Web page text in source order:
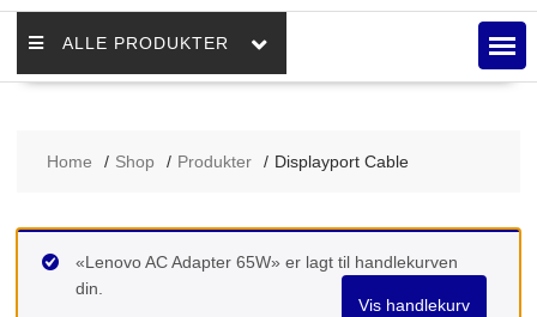
ALLE PRODUKTER
Home Shop Produkter Displayport Cable
«Lenovo AC Adapter 65W» er lagt til handlekurven
din.
Vis handlekurv